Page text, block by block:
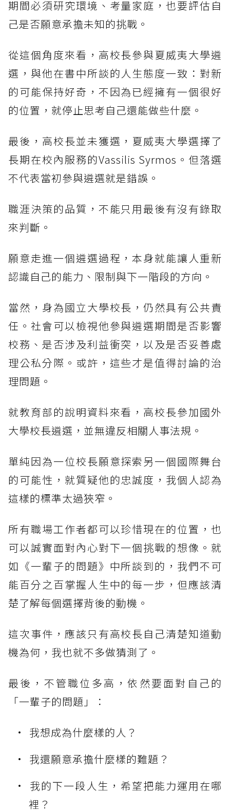
期間必須研究環境、考量家庭，也要評估自
己是否願意承擔未知的挑戰。
從這個角度來看，高校長參與夏威夷大學遴
選，與他在書中所談的人生態度一致：對新
的可能保持好奇，不因為已經擁有一個很好
的位置，就停止思考自己還能做些什麼。
最後，高校長並未獲選，夏威夷大學選擇了
長期在校內服務的Vassilis Syrmos。但落選
不代表當初參與遴選就是錯誤。
職涯決策的品質，不能只用最後有沒有錄取
來判斷。
願意走進一個遴選過程，本身就能讓人重新
認識自己的能力、限制與下一階段的方向。
當然，身為國立大學校長，仍然具有公共責
任。社會可以檢視他參與遴選期間是否影響
校務、是否涉及利益衝突，以及是否妥善處
理公私分際。或許，這些才是值得討論的治
理問題。
就教育部的說明資料來看，高校長參加國外
大學校長遴選，並無違反相關人事法規。
單純因為一位校長願意探索另一個國際舞台
的可能性，就質疑他的忠誠度，我個人認為
這樣的標準太過狹窄。
所有職場工作者都可以珍惜現在的位置，也
可以誠實面對內心對下一個挑戰的想像。就
如《一輩子的問題》中所談到的，我們不可
能百分之百掌握人生中的每一步，但應該清
楚了解每個選擇背後的動機。
這次事件，應該只有高校長自己清楚知道動
機為何，我也就不多做猜測了。
最後，不管職位多高，依然要面對自己的
「一輩子的問題」：
我想成為什麼樣的人？
我還願意承擔什麼樣的難題？
我的下一段人生，希望把能力運用在哪
裡？